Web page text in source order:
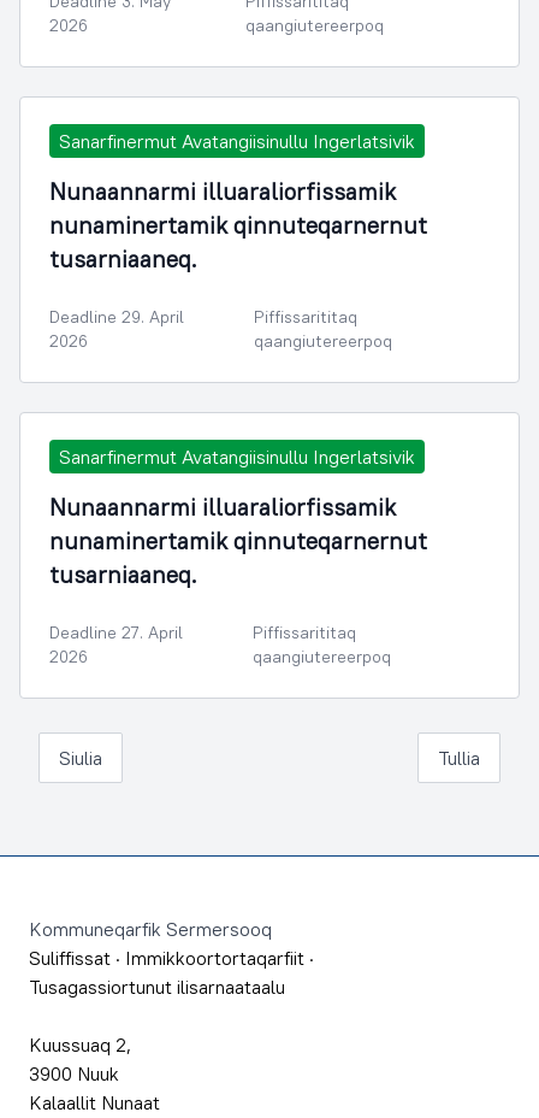
2026
qaangiutereerpoq
Sanarfinermut Avatangiisinullu Ingerlatsivik
Nunaannarmi illuaraliorfissamik
nunaminertamik qinnuteqarnernut
tusarniaaneq.
Deadline 29. April
2026
Piffissarititaq
qaangiutereerpoq
Sanarfinermut Avatangiisinullu Ingerlatsivik
Nunaannarmi illuaraliorfissamik
nunaminertamik qinnuteqarnernut
tusarniaaneq.
Deadline 27. April
2026
Piffissarititaq
qaangiutereerpoq
Siulia Tullia
Kommuneqarfik Sermersooq
Suliffissat · Immikkoortortaqarfiit ·
Tusagassiortunut ilisarnaataalu
Kuussuaq 2,
3900 Nuuk
Kalaallit Nunaat